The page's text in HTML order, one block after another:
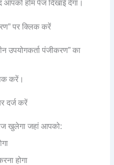
आपको होम पेज दिखाई देगा।
पर क्लिक करें
उपयोगकर्ता पंजीकरण” का
करें।
दर्ज करें
खुलेगा जहां आपको:
होगा